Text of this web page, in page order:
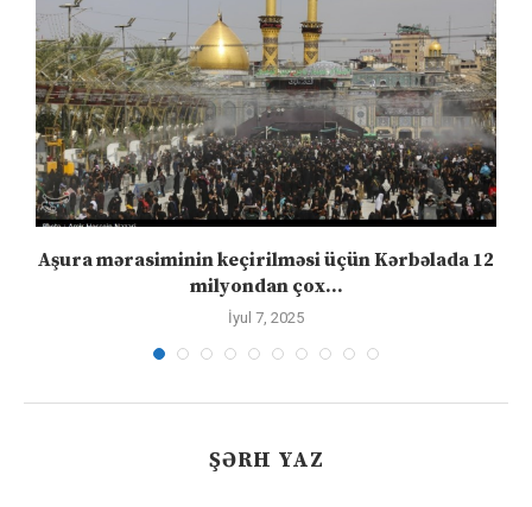
Aşura mərasiminin keçirilməsi üçün Kərbəlada 12
milyondan çox...
İyul 7, 2025
ŞƏRH YAZ